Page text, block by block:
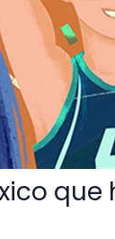
que